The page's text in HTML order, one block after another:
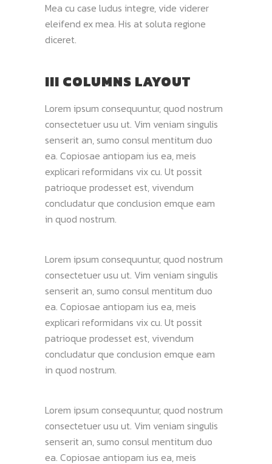
Mea cu case ludus integre, vide viderer
eleifend ex mea. His at soluta regione
diceret.
III COLUMNS LAYOUT
Lorem ipsum consequuntur, quod nostrum
consectetuer usu ut. Vim veniam singulis
senserit an, sumo consul mentitum duo
ea. Copiosae antiopam ius ea, meis
explicari reformidans vix cu. Ut possit
patrioque prodesset est, vivendum
concludatur que conclusion emque eam
in quod nostrum.
Lorem ipsum consequuntur, quod nostrum
consectetuer usu ut. Vim veniam singulis
senserit an, sumo consul mentitum duo
ea. Copiosae antiopam ius ea, meis
explicari reformidans vix cu. Ut possit
patrioque prodesset est, vivendum
concludatur que conclusion emque eam
in quod nostrum.
Lorem ipsum consequuntur, quod nostrum
consectetuer usu ut. Vim veniam singulis
senserit an, sumo consul mentitum duo
ea. Copiosae antiopam ius ea, meis